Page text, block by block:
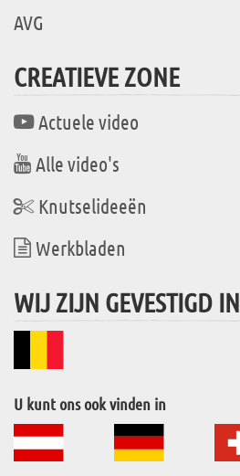
AVG
CREATIEVE ZONE
Actuele video
Alle video's
Knutselideeën
Werkbladen
WIJ ZIJN GEVESTIGD IN
U kunt ons ook vinden in